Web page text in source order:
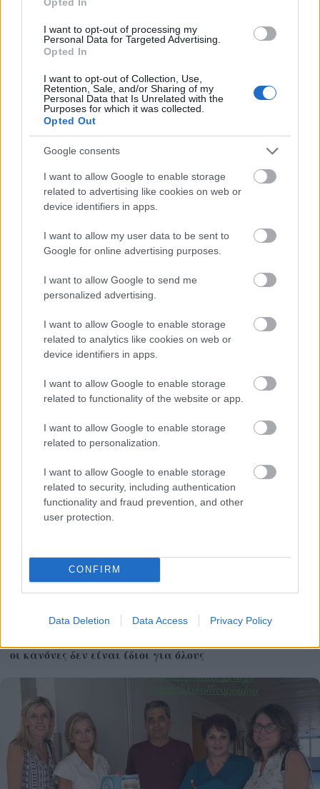
I want to opt-out of processing my
Personal Data for Targeted Advertising.
Opted In
I want to opt-out of Collection, Use,
Retention, Sale, and/or Sharing of my
Personal Data that Is Unrelated with the
Purposes for which it was collected.
Opted Out
Google consents
I want to allow Google to enable storage
related to advertising like cookies on web or
device identifiers in apps.
I want to allow my user data to be sent to
Google for online advertising purposes.
I want to allow Google to send me
personalized advertising.
I want to allow Google to enable storage
related to analytics like cookies on web or
device identifiers in apps.
I want to allow Google to enable storage
related to functionality of the website or app.
I want to allow Google to enable storage
related to personalization.
I want to allow Google to enable storage
related to security, including authentication
functionality and fraud prevention, and other
user protection.
CONFIRM
Data Deletion Data Access Privacy Policy
Ξεσηκώθηκαν στο μεγάλο δημοτικό γλέντι με Γρίβα
Γιατί δεν πρέπει να βάζεις ΠΟΤΕ μαχαίρι σε
καρπούζι αν δεν κάνεις πρώτα αυτή την κίνηση
οι κανόνες δεν είναι ίδιοι για όλους